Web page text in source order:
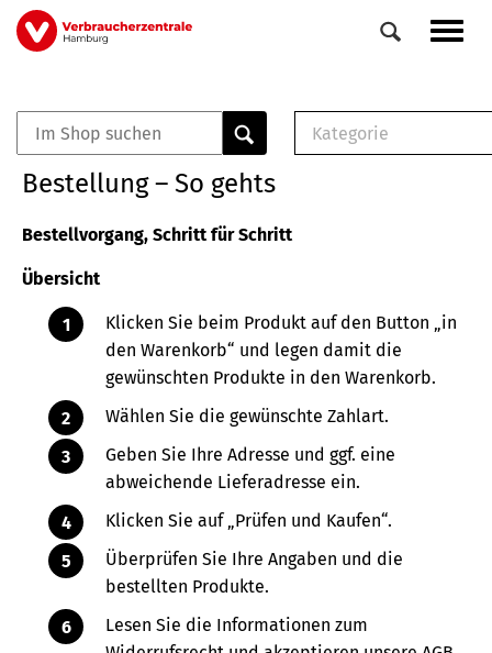
Direkt
zum
Veranstaltungen
0
Elemente
Kategorie
Buch
Bestellung – So gehts
Bestellvorgang, Schritt für Schritt
Übersicht
Klicken Sie beim Produkt auf den Button „in
den Warenkorb“ und legen damit die
gewünschten Produkte in den Warenkorb.
Wählen Sie die gewünschte Zahlart.
Geben Sie Ihre Adresse und ggf. eine
abweichende Lieferadresse ein.
Klicken Sie auf „Prüfen und Kaufen“.
Überprüfen Sie Ihre Angaben und die
bestellten Produkte.
Lesen Sie die Informationen zum